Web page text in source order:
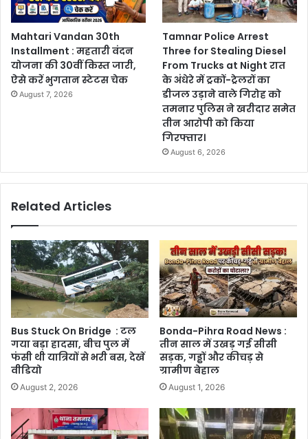
Mahtari Vandan 30th
Installment : महतारी वंदन
योजना की 30वीं किस्त जारी,
ऐसे करें भुगतान स्टेटस चेक
August 7, 2026
Tamnar Police Arrest
Three for Stealing Diesel
From Trucks at Night रात
के अंधेरे में ट्रकों-ट्रेलरों का
डीजल उड़ाने वाले गिरोह को
तमनार पुलिस ने खरीदार समेत
तीन आरोपी को किया
गिरफ्तार।
August 6, 2026
Related Articles
Bus Stuck On Bridge : टल
गया बड़ा हादसा, बीच पुल में
फंसी थी यात्रियों से भरी बस, देखें
वीडियो
August 2, 2026
Bonda-Pihra Road News :
तीन साल में उखड़ गई सीसी
सड़क, गड्ढों और कीचड़ से
ग्रामीण बेहाल
August 1, 2026